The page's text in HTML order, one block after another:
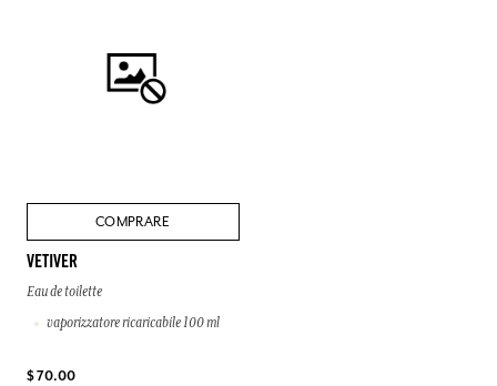
COMPRARE
VETIVER
Eau de toilette
vaporizzatore ricaricabile 100 ml
$ 70.00